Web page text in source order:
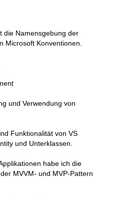
die Namensgebung der
Microsoft Konventionen.
und Verwendung von
Funktionalität von VS
und Unterklassen.
habe ich die
MVVM- und MVP-Pattern